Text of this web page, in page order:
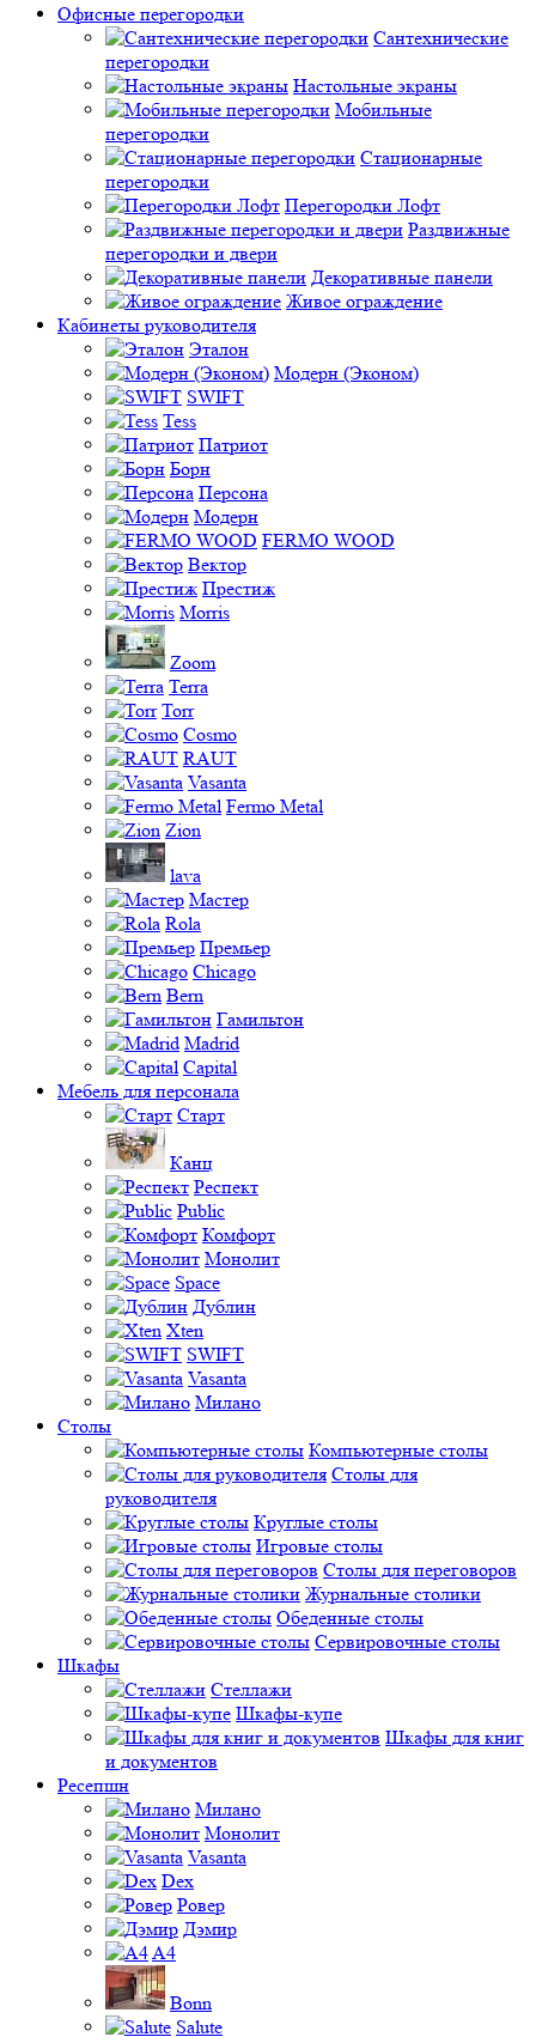
Офисные перегородки
Сантехнические
перегородки
Настольные экраны
Мобильные
перегородки
Стационарные
перегородки
Перегородки Лофт
Раздвижные
перегородки и двери
Декоративные панели
Живое ограждение
Кабинеты руководителя
Эталон
Модерн (Эконом)
SWIFT
Tess
Патриот
Борн
Персона
Модерн
FERMO WOOD
Вектор
Престиж
Morris
Zoom
Terra
Torr
Cosmo
RAUT
Vasanta
Fermo Metal
Zion
lava
Мастер
Rola
Премьер
Chicago
Bern
Гамильтон
Madrid
Capital
Мебель для персонала
Старт
Канц
Респект
Public
Комфорт
Монолит
Space
Дублин
Xten
SWIFT
Vasanta
Милано
Столы
Компьютерные столы
Столы для
руководителя
Круглые столы
Игровые столы
Столы для переговоров
Журнальные столики
Обеденные столы
Сервировочные столы
Шкафы
Стеллажи
Шкафы-купе
Шкафы для книг
и документов
Ресепшн
Милано
Монолит
Vasanta
Dex
Ровер
Дэмир
A4
Bonn
Salute